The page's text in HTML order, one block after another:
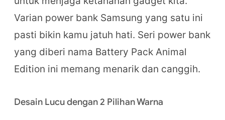
Varian power bank Samsung yang satu ini
pasti bikin kamu jatuh hati. Seri power bank
yang diberi nama Battery Pack Animal
Edition ini memang menarik dan canggih.
Desain Lucu dengan 2 Pilihan Warna